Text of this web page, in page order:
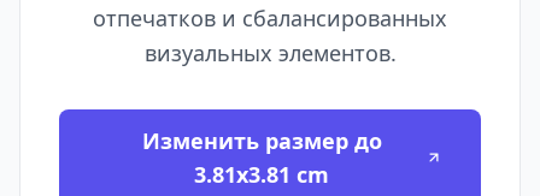
отпечатков и сбалансированных
визуальных элементов.
Изменить размер до
3.81x3.81 cm